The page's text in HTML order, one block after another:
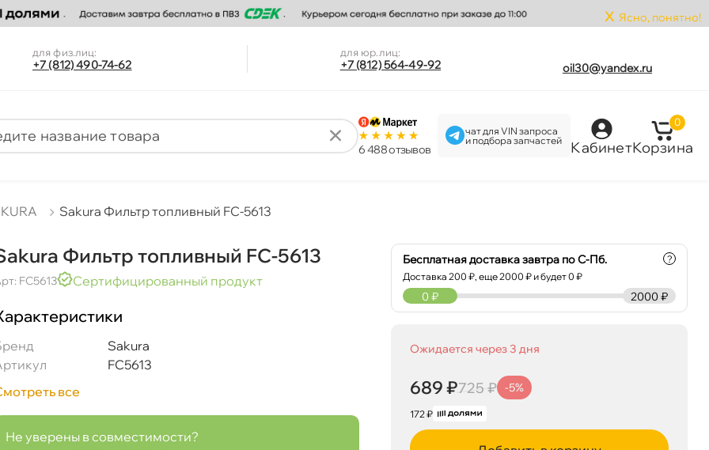
x Ясно, понятно!
для физ.лиц:
+7 (812) 490-74-62
для юр.лиц:
+7 (812) 564-49-92 oil30@yandex.ru
6 488 отзыво
чат для VIN запроса
и подбора запчастей
Кабинет
0
Корзина
Sakura Фильтр топливный FC-5613
Фильтр топливный FC-5613
FC5613 Сертифицированный продукт
Sakura
FC5613
все
Не уверены в совместимости?
Бесплатная доставка завтра по С-Пб.
Доставка200 ₽, еще2000 ₽ и будет 0 ₽
?
2000 ₽
0 ₽
Ожидается через 3 дня
689 ₽725 ₽ -5%
172 ₽ 689 ₽